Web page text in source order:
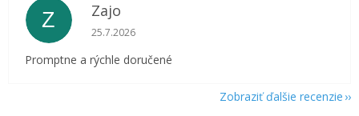
Z Zajo
Hodnotenie obchodu je 5 z 5 hviezdičiek.
25.7.2026
Promptne a rýchle doručené
Zobraziť ďalšie recenzie